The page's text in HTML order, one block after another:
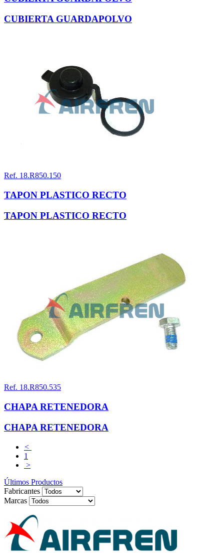
CUBIERTA GUARDAPOLVO
Ref. 18.R850.150
TAPON PLASTICO RECTO
TAPON PLASTICO RECTO
Ref. 18.R850.535
CHAPA RETENEDORA
CHAPA RETENEDORA
<
1
>
Últimos Productos
Fabricantes
Marcas